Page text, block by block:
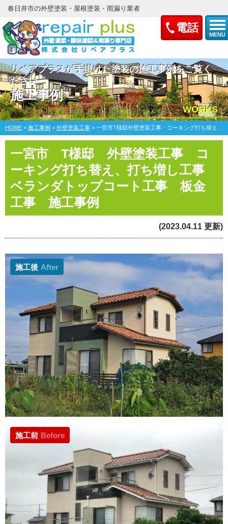
電話
MENU
春日井市の外壁塗装・屋根塗装・雨漏り業者
リペアプラスが手掛けた塗装の施工事例をご覧く
ださい
施工事例
WORKS
HOME > 施工事例 > 外壁塗装工事 > 一宮市T様邸外壁塗装工事・コーキング打ち替え、打ち増し工事・ベランダトップコート工事・板金工事
一宮市 T様邸 外壁塗装工事 コ
ーキング打ち替え、打ち増し工事
ベランダトップコート工事 板金
工事 施工事例
(2023.04.11 更新)
施工後 After
施工前 Before